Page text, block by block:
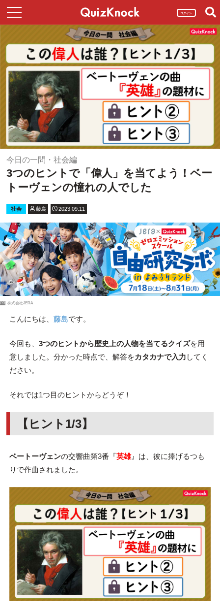
ログイン
今日の一問・社会編
3つのヒントで「偉人」を当てよう！ベー
トーヴェンの憧れの人でした
社会 藤島 2023.09.11
PR 株式会社JERA
こんにちは、 藤島です。
今回も、 3つのヒントから歴史上の人物を当てるクイズを用
意しました。分かった時点で、解答をカタカナで入力 してく
ださい。
それでは1つ目のヒントからどうぞ！
【ヒント1/3】
ベートーヴェンの交響曲第3番『英雄』は、彼に捧げるつも
りで作曲されました。